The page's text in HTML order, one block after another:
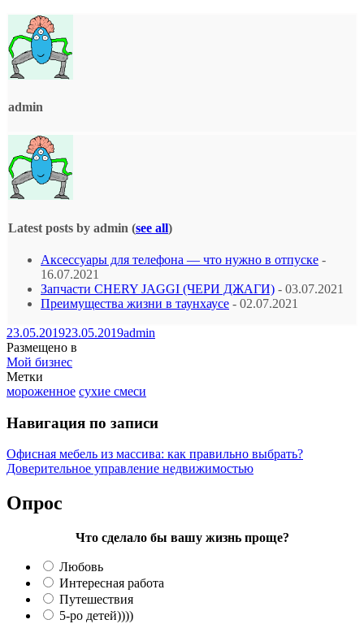
admin
Latest posts by admin (see all)
Аксессуары для телефона — что нужно в отпуске -
16.07.2021
Запчасти CHERY JAGGI (ЧЕРИ ДЖАГИ) - 03.07.2021
Преимущества жизни в таунхаусе - 02.07.2021
23.05.201923.05.2019admin
Размещено в
Мой бизнес
Метки
мороженное сухие смеси
Навигация по записи
Офисная мебель из массива: как правильно выбрать?
Доверительное управление недвижимостью
Опрос
Что сделало бы вашу жизнь проще?
Любовь
Интересная работа
Путешествия
5-ро детей))))